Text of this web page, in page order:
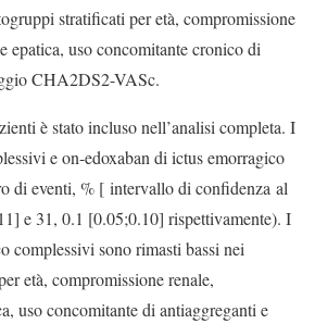
stratificati per età, compromissione
epatica, uso concomitante cronico di
CHA2DS2-VASc.
è stato incluso nell’analisi completa. I
e on-edoxaban di ictus emorragico
di eventi, % [ intervallo di confidenza al
e 31, 0.1 [0.05;0.10] rispettivamente). I
complessivi sono rimasti bassi nei
età, compromissione renale,
uso concomitante di antiaggreganti e